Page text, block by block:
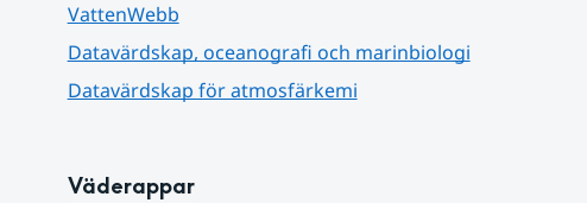
VattenWebb
Datavärdskap, oceanografi och marinbiologi
Datavärdskap för atmosfärkemi
Väderappar